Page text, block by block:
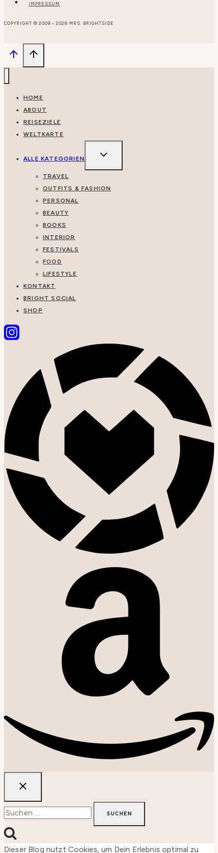
IMPRESSUM
COPYRIGHT © 2009 - 2026 MRS. BRIGHTSIDE
HOME
ABOUT
REISEZIELE
WELTKARTE
ALLE KATEGORIEN
UNTERMENÜ
UMSCHALTEN
TRAVEL
OUTFITS & FASHION
PERSONAL
BEAUTY
BOOKS
INTERIOR
FESTIVALS
FOOD
LIFESTYLE
KONTAKT
BRIGHT SOCIAL
SHOP
Suchen
nach:
Dieser Blog nutzt Cookies, um Dein Erlebnis optimal zu